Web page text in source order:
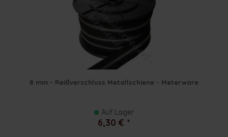
8 mm - Reißverschluss Metallschiene - Meterware
Auf Lager
6,30 € *